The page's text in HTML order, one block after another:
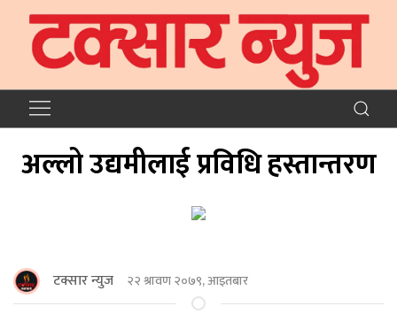
अल्लो उद्यमीलाई प्रविधि हस्तान्तरण
टक्सार न्युज २२ श्रावण २०७९, आइतबार